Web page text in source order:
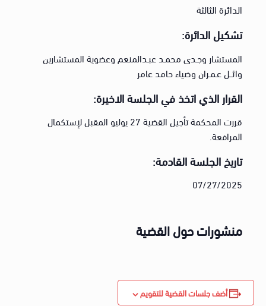
الدائرة الثالثة
تشكيل الدائرة:
المستشار وجـدى محمـد عبـدالمنعم وعضوية المستشارين
وائــل عـمـران وضياء حامد عامر
القرار الذي اتخذ في الجلسة الاخيرة:
قررت المحكمة تأجيل القضية 27 يوليو المقبل لإستكمال
المرافعة.
تاريخ الجلسة القادمة:
07/27/2025
منشورات حول القضية
أضف جلسات القضية للتقويم